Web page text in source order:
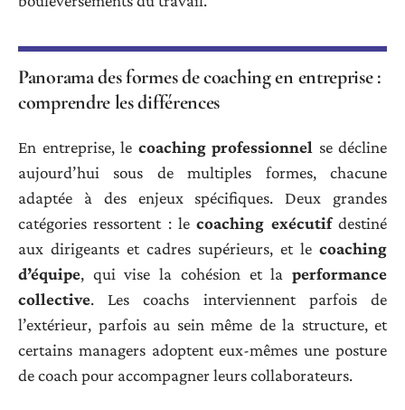
Panorama des formes de coaching en entreprise :
comprendre les différences
En entreprise, le coaching professionnel se décline
aujourd’hui sous de multiples formes, chacune
adaptée à des enjeux spécifiques. Deux grandes
catégories ressortent : lecoaching exécutifdestiné
aux dirigeants et cadres supérieurs, et le coaching
d’équipe, qui vise la cohésion et la performance
collective. Les coachs interviennent parfois de
l’extérieur, parfois au sein même de la structure, et
certains managers adoptent eux-mêmes une posture
de coach pour accompagner leurs collaborateurs.